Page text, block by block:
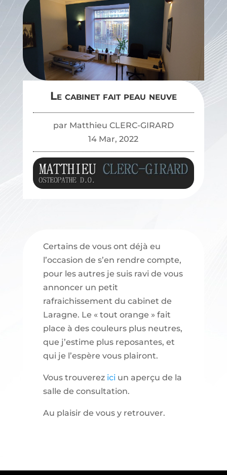
Le cabinet fait peau neuve
Le cabinet fait peau neuve
par Matthieu CLERC-GIRARD
14 Mar, 2022
Certains de vous ont déjà eu
l’occasion de s’en rendre compte,
pour les autres je suis ravi de vous
annoncer un petit
rafraichissement du cabinet de
Laragne. Le « tout orange » fait
place à des couleurs plus neutres,
que j’estime plus reposantes, et
qui je l’espère vous plairont.
Vous trouverez iciun aperçu de la
salle de consultation.
Au plaisir de vous y retrouver.